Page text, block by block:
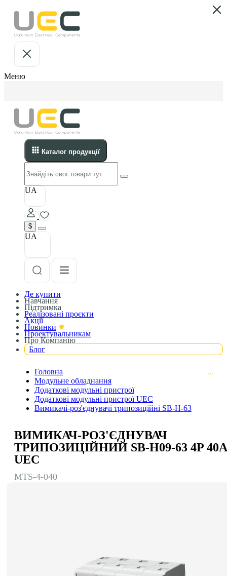
Меню
Каталог продукції
UA
$
UA
Де купити
Навчання
Підтримка
Реалізовані проєкти
Акції
Новинки
Проектувальникам
Про Компанію
Блог
Головна
Модульне обладнання
Додаткові модульні пристрої
Додаткові модульні пристрої UEC
Вимикачі-роз'єднувачі трипозиційні SB-H-63
ВИМИКАЧ-РОЗ'ЄДНУВАЧ
ТРИПОЗИЦІЙНИЙ SB-H09-63 4P 40А
UEC
MTS-4-040